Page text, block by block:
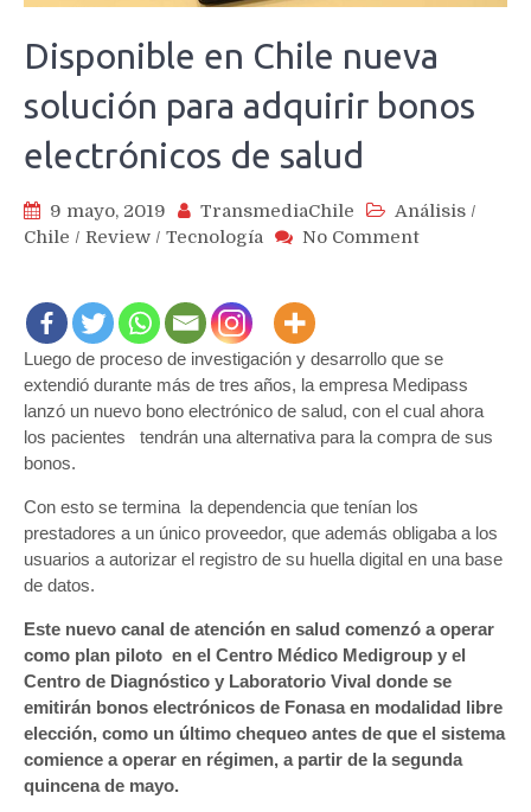
Disponible en Chile nueva
solución para adquirir bonos
electrónicos de salud
9 mayo, 2019 TransmediaChile Análisis /
Chile / Review / Tecnología No Commenton
solución
para
adquirir
bonos
Luego de proceso de investigación y desarrollo que se
extendió durante más de tres años, la empresa Medipass
lanzó un nuevo bono electrónico de salud, con el cual ahora
los pacientes tendrán una alternativa para la compra de sus
bonos.
Con esto se termina la dependencia que tenían los
prestadores a un único proveedor, que además obligaba a los
usuarios a autorizar el registro de su huella digital en una base
de datos.
Este nuevo canal de atención en salud comenzó a operar
como plan piloto en el Centro Médico Medigroup y el
Centro de Diagnóstico y Laboratorio Vival donde se
emitirán bonos electrónicos de Fonasa en modalidad libre
elección, como un último chequeo antes de que el sistema
comience a operar en régimen, a partir de la segunda
quincena de mayo.